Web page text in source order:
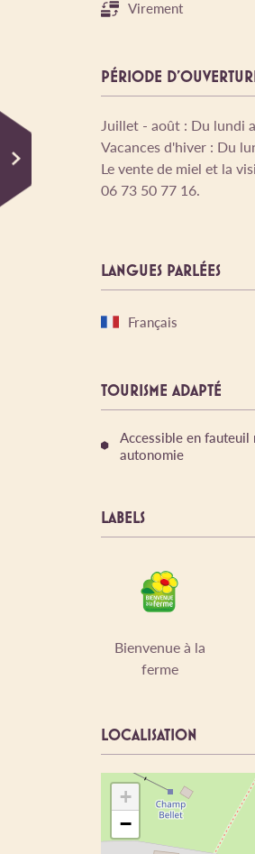
Virement
PÉRIODE
Juillet - août : Du lundi
Vacances d'hiver : Du
Le vente de miel et la
06 73 50 77 16.
LANGUES PARLÉES
Français
TOURISME ADAPTÉ
Accessible en
autonomie
LABELS
Bienvenue à la
ferme
LOCALISATION
+
−